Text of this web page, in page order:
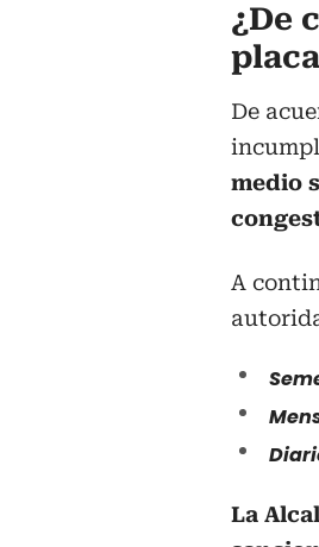
¿De
De
medio
A
La